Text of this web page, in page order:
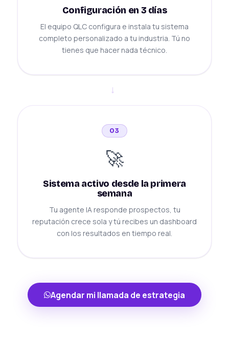
Configuración en 3 días
El equipo QLC configura e instala tu sistema
completo personalizado a tu industria. Tú no
tienes que hacer nada técnico.
→
03
🚀
Sistema activo desde la primera
semana
Tu agente IA responde prospectos, tu
reputación crece sola y tú recibes un dashboard
con los resultados en tiempo real.
Agendar mi llamada de estrategia